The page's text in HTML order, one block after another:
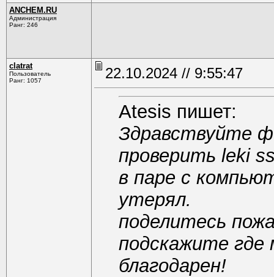
ANCHEM.RU
Администрация
Ранг: 246
clatrat
Пользователь
Ранг: 1057
22.10.2024 // 9:55:47
Atesis пишет:
Здравствуйте
проверить leki
в паре с
утерял.
поделитесь
подскажите где
благодарен!